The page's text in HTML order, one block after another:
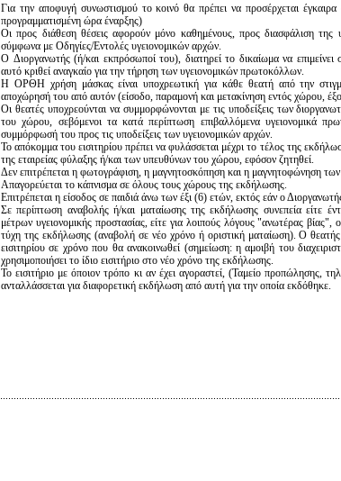
Για την αποφυγή συνωστισμού το κοινό θα πρέπει να προσέρχεται
προγραμματισμένη ώρα έναρξης)
Οι προς διάθεση θέσεις αφορούν μόνο καθημένους, προς διασφάλιση
σύμφωνα με Οδηγίες/Εντολές υγειονομικών αρχών.
O Διοργανωτής (ή/και εκπρόσωποί του), διατηρεί το δικαίωμα να
αυτό κριθεί αναγκαίο για την τήρηση των υγειονομικών πρωτοκόλλων.
Η ΟΡΘΗ χρήση μάσκας είναι υποχρεωτική για κάθε θεατή από την
αποχώρησή του από αυτόν (είσοδο, παραμονή και μετακίνηση εντός χώρου,
Οι θεατές υποχρεούνται να συμμορφώνονται με τις υποδείξεις των
του χώρου, σεβόμενοι τα κατά περίπτωση επιβαλλόμενα υγειονομικά
συμμόρφωσή του προς τις υποδείξεις των υγειονομικών αρχών.
Το απόκομμα του εισιτηρίου πρέπει να φυλάσσεται μέχρι το τέλος της
της εταιρείας φύλαξης ή/και των υπευθύνων του χώρου, εφόσον ζητηθεί.
Δεν επιτρέπεται η φωτογράφιση, η μαγνητοσκόπηση και η μαγνητοφώνηση
Απαγορεύεται το κάπνισμα σε όλους τους χώρους της εκδήλωσης.
Επιτρέπεται η είσοδος σε παιδιά άνω των έξι (6) ετών, εκτός εάν ο
Σε περίπτωση αναβολής ή/και ματαίωσης της εκδήλωσης συνεπεία είτε
μέτρων υγειονομικής προστασίας, είτε για λοιπούς λόγους "ανωτέρας
τύχη της εκδήλωσης (αναβολή σε νέο χρόνο ή οριστική ματαίωση). Ο θεατής
εισιτηρίου σε χρόνο που θα ανακοινωθεί (σημείωση: η αμοιβή του
χρησιμοποιήσει το ίδιο εισιτήριο στο νέο χρόνο της εκδήλωσης.
Το εισιτήριο με όποιον τρόπο κι αν έχει αγοραστεί, (Ταμείο προπώλησης,
ανταλλάσσεται για διαφορετική εκδήλωση από αυτή για την οποία εκδόθηκε.